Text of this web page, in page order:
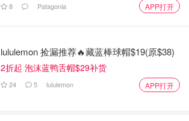
8 Patagonia APP打开
lululemon 捡漏推荐🔥藏蓝棒球帽$19(原$38)
2折起 泡沫蓝鸭舌帽$29补货
24 5 lululemon APP打开